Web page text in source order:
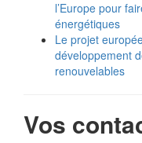
l’Europe pour
énergétiques
Le projet
développement
renouvelables
Vos